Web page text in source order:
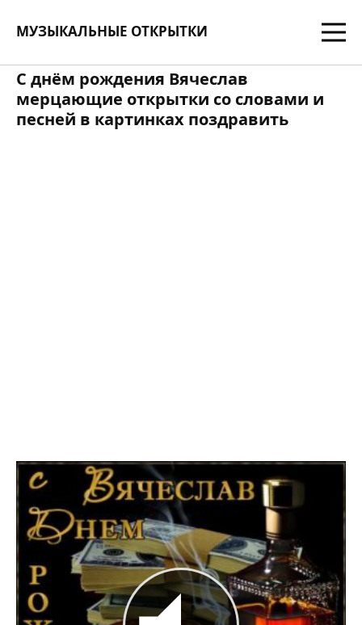
МУЗЫКАЛЬНЫЕ ОТКРЫТКИ
С днём рождения Вячеслав
мерцающие открытки со словами и
песней в картинках поздравить